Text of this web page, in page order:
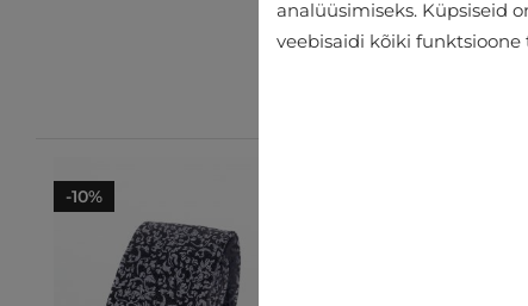
-10%
analüüsimiseks. Küpsiseid
veebisaidi kõiki funktsioone